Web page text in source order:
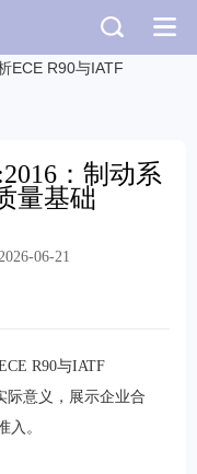
ECE R90与IATF
：制动系
量基础
06-21
R90与IATF
际意义，展示企业合
入。